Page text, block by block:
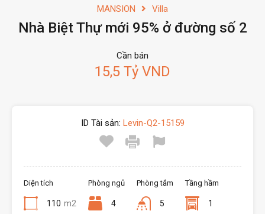
MANSION Villa
Nhà Biệt Thự mới 95% ở đường số 2
Cần bán
15,5 Tỷ VND
ID Tài sản: Levin-Q2-15159
Diện tích
110 m2
Phòng ngủ
4
Phòng tắm
5
Tầng hầm
1